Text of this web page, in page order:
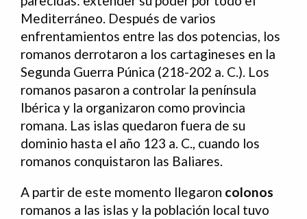
Mediterráneo. Después de varios
enfrentamientos entre las dos potencias, los
romanos derrotaron a los cartagineses en la
Segunda Guerra Púnica (218-202 a. C.). Los
romanos pasaron a controlar la península
Ibérica y la organizaron como provincia
romana. Las islas quedaron fuera de su
dominio hasta el año 123 a. C., cuando los
romanos conquistaron las Baliares.
A partir de este momento llegaron colonos
romanos a las islas y la población local tuvo